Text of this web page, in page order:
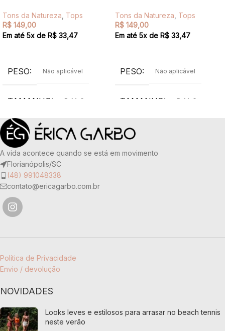
Tons da Natureza Tops
R$ 149,00
Em até 5x de R$ 33,47
PESO Não aplicável
TAMANHO P M G
COR Laranja,Vermelho
TECIDO
90% poliamida e 10% elastano
Tons da Natureza Tops
R$ 149,00
Em até 5x de R$ 33,47
PESO Não aplicável
TAMANHO P M G
COR
A vida acontece quando se está em movimento
Florianópolis/SC
(48) 991048338
contato@ericagarbo.com.br
Política de Privacidade
Envio / devolução
NOVIDADES
Looks leves e estilosos para arrasar no beach tennis
neste verão